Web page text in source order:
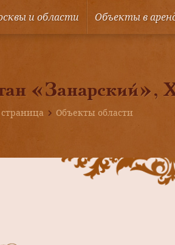
и области Объекты в
«Занарский»,
Объекты области